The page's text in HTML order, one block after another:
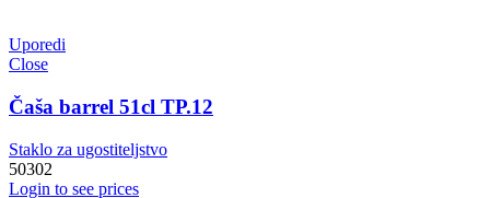
Uporedi
Close
Čaša barrel 51cl TP.12
Staklo za ugostiteljstvo
50302
Login to see prices